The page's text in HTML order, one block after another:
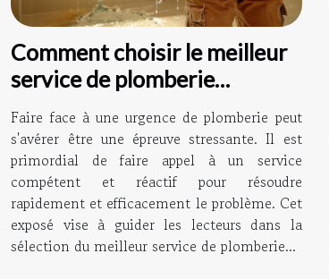
Comment choisir le meilleur
service de plomberie
d'urgence
Faire face à une urgence de plomberie peut
s'avérer être une épreuve stressante. Il est
primordial de faire appel à un service
compétent et réactif pour résoudre
rapidement et efficacement le problème. Cet
exposé vise à guider les lecteurs dans la
sélection du meilleur service de plomberie...